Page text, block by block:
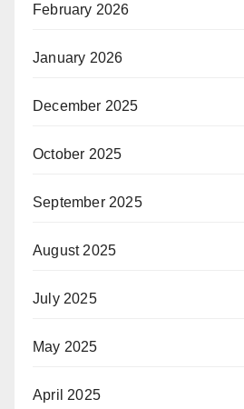
February 2026
January 2026
December 2025
October 2025
September 2025
August 2025
July 2025
May 2025
April 2025